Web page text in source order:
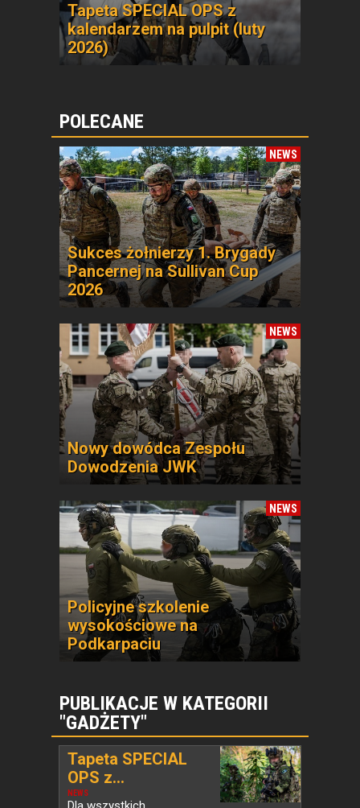
Tapeta SPECIAL OPS z
kalendarzem na pulpit (luty
2026)
POLECANE
NEWS
Sukces żołnierzy 1. Brygady
Pancernej na Sullivan Cup
2026
NEWS
Nowy dowódca Zespołu
Dowodzenia JWK
NEWS
Policyjne szkolenie
wysokościowe na
Podkarpaciu
PUBLIKACJE W KATEGORII
"GADŻETY"
NEWS
Tapeta SPECIAL
OPS z...